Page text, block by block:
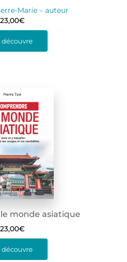
Marie – auteur
23,00€
découvre
monde asiatique
23,00€
découvre